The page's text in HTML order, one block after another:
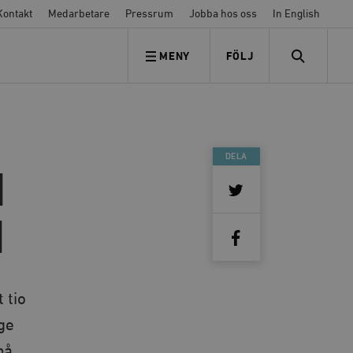
Medarbetare Pressrum Jobba hos oss In English
MENY FÖLJ
FÖLJ OSS SEARCH
tio
DELA